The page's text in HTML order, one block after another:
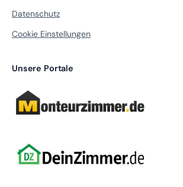
Datenschutz
Cookie Einstellungen
Unsere Portale